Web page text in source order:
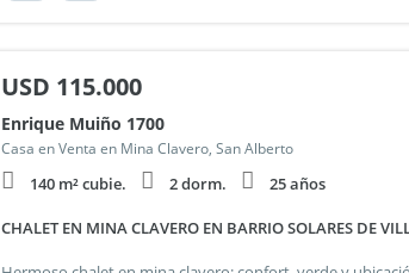
USD 115.000
Enrique Muiño 1700
Casa en Venta en Mina Clavero, San Alberto
140 m² cubie. 2 dorm. 25 años
CHALET EN MINA CLAVERO EN BARRIO SOLARES DE